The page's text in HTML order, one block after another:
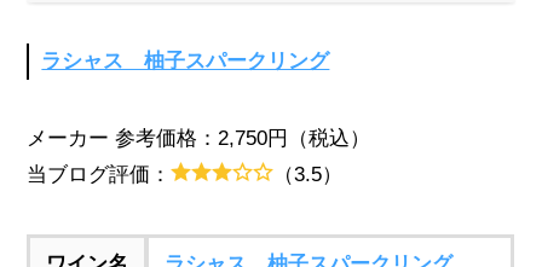
ラシャス 柚子スパークリング
メーカー 参考価格：2,750円（税込）
当ブログ評価：
（3.5）